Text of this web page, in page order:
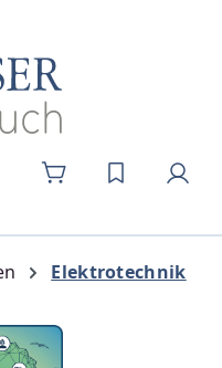
DU HAST 0
Elektrotechnik